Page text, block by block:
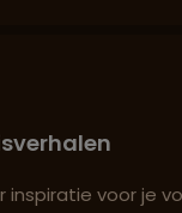
en deskundig
inspiratie voor je